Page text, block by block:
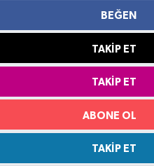
BEĞEN
TAKIP ET
TAKIP ET
ABONE OL
TAKIP ET